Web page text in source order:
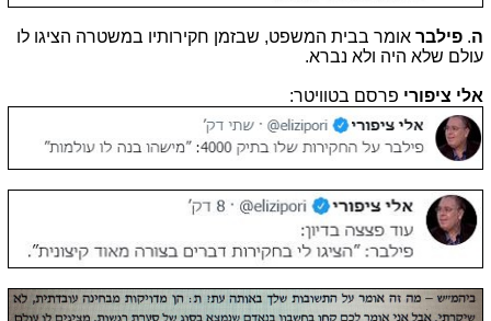
ה. פילבר אומר בבית המשפט, שבזמן חקירותיו במשטרה הציגו לו
עולם שלא היה ולא נברא.
אלי ציפורי פרסם בטוויטר: